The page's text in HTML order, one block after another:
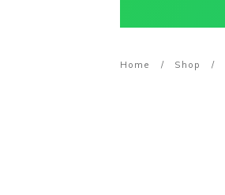
Home / Shop /